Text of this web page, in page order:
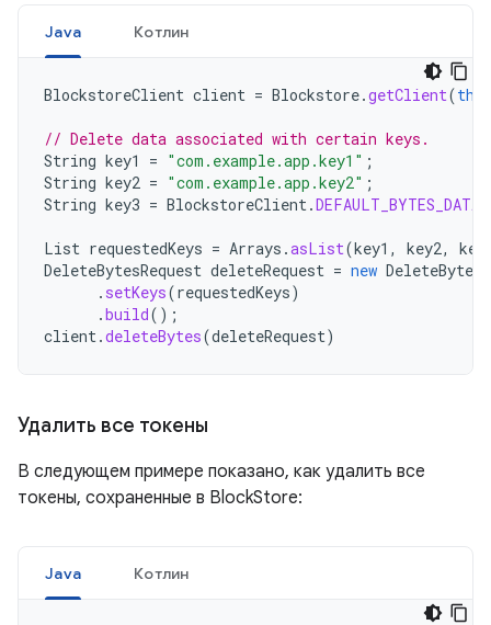
Java Котлин
BlockstoreClient client = Blockstore.getClient(this
// Delete data associated with certain keys.
String key1 = "com.example.app.key1" ;
String key2 = "com.example.app.key2" ;
String key3 = BlockstoreClient.
List requestedKeys = Arrays .asList(key1 , key2,
DeleteBytesRequest deleteRequest = new
. setKeys(requestedKeys)
.build();
client.deleteBytes(deleteRequest)
Удалить все токены
В следующем примере показано, как удалить все
токены, сохраненные в BlockStore:
Java Котлин